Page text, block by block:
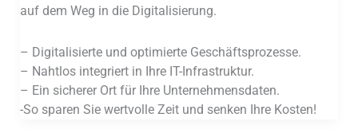
auf dem Weg in die Digitalisierung.
– Digitalisierte und optimierte Geschäftsprozesse.
– Nahtlos integriert in Ihre IT-Infrastruktur.
– Ein sicherer Ort für Ihre Unternehmensdaten.
-So sparen Sie wertvolle Zeit und senken Ihre Kosten!